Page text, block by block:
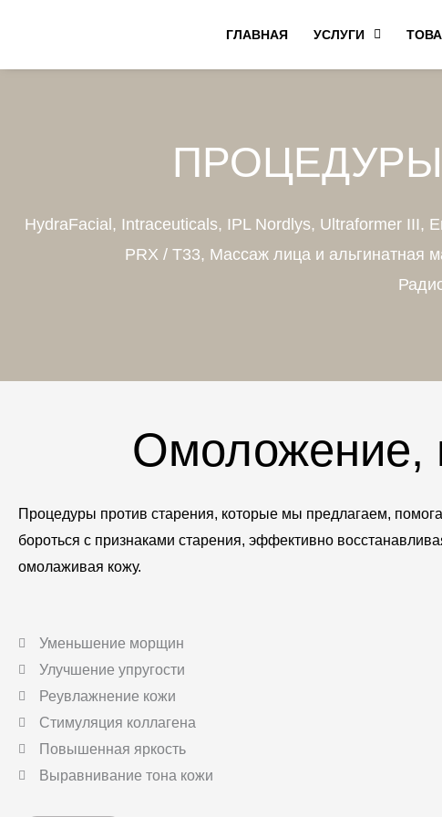
ГЛАВНАЯ УСЛУГИ
HydraFacial, Intraceuticals, IPL Nordlys, Ultraformer III,
PRX / T33, Массаж лица и альгинатная
Омоложение,
Процедуры против старения, которые мы предлагаем,
бороться с признаками старения, эффективно
омолаживая кожу.
Уменьшение морщин
Улучшение упругости
Реувлажнение кожи
Стимуляция коллагена
Повышенная яркость
Выравнивание тона кожи